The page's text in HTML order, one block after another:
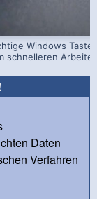
Windows
schnelleren
Daten
Verfahren